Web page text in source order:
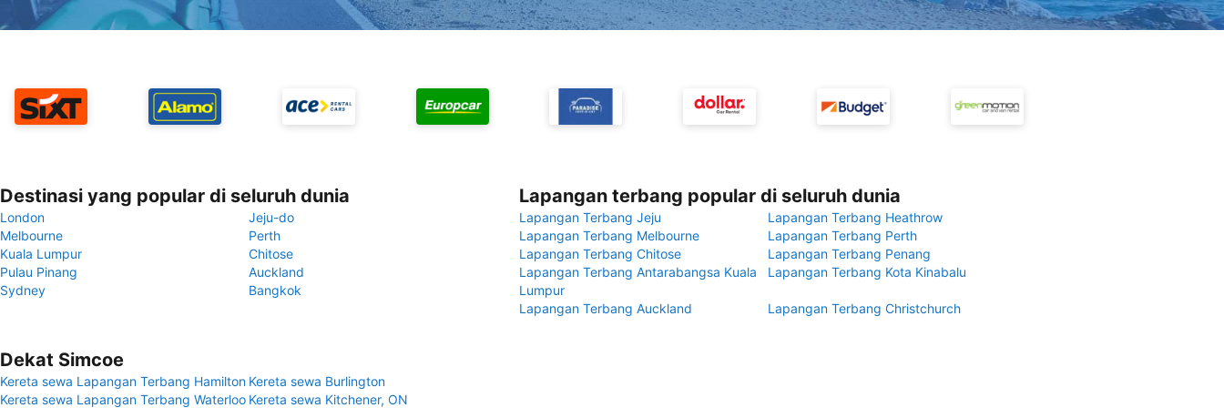
Destinasi yang popular di seluruh dunia
London
Jeju-do
Melbourne
Perth
Kuala Lumpur
Chitose
Pulau Pinang
Auckland
Sydney
Bangkok
Lapangan terbang popular di seluruh dunia
Lapangan Terbang Jeju
Lapangan Terbang Heathrow
Lapangan Terbang Melbourne
Lapangan Terbang Perth
Lapangan Terbang Chitose
Lapangan Terbang Penang
Lapangan Terbang Antarabangsa Kuala
Lumpur
Lapangan Terbang Kota Kinabalu
Lapangan Terbang Auckland Lapangan Terbang Christchurch
Dekat Simcoe
Kereta sewa Lapangan Terbang Hamilton Kereta sewa Burlington
Kereta sewa Lapangan Terbang Waterloo Kereta sewa Kitchener, ON